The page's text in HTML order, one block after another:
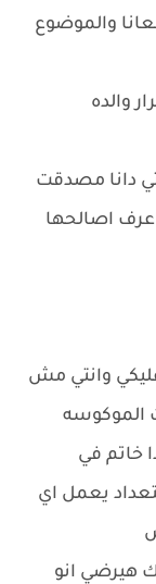
والموضوع
والده
دانا مصدقت
اصالحها
عليكي وانتي مش
الموكوسه
خاتم في
يعمل اي
هيرضي انو